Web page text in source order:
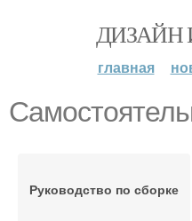
ДИЗАЙН
главная
Руководство по сборке